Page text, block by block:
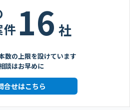
16 社
数の上限を設けています
談はお早めに
合せはこちら